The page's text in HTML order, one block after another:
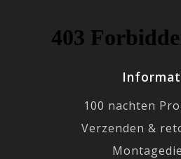
100 nachten
Verzenden &